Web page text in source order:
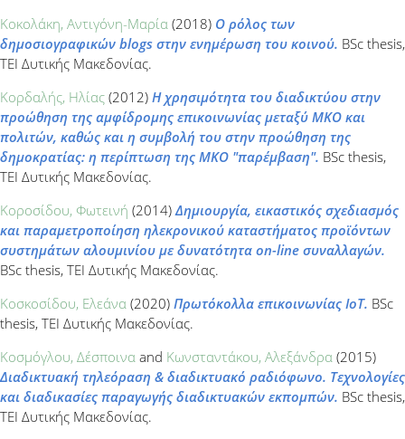
Κοκολάκη, Αντιγόνη-Μαρία (2018) Ο ρόλος των
δημοσιογραφικών blogs στην ενημέρωση του κοινού. BSc thesis,
ΤΕΙ Δυτικής Μακεδονίας.
Κορδαλής, Ηλίας (2012) Η χρησιμότητα του διαδικτύου στην
προώθηση της αμφίδρομης επικοινωνίας μεταξύ ΜΚΟ και
πολιτών, καθώς και η συμβολή του στην προώθηση της
δημοκρατίας: η περίπτωση της ΜΚΟ "παρέμβαση". BSc thesis,
ΤΕΙ Δυτικής Μακεδονίας.
Κοροσίδου, Φωτεινή (2014) Δημιουργία, εικαστικός σχεδιασμός
και παραμετροποίηση ηλεκρονικού καταστήματος προϊόντων
συστημάτων αλουμινίου με δυνατότητα on-line συναλλαγών.
BSc thesis, ΤΕΙ Δυτικής Μακεδονίας.
Κοσκοσίδου, Ελεάνα (2020) Πρωτόκολλα επικοινωνίας IoT. BSc
thesis, ΤΕΙ Δυτικής Μακεδονίας.
Κοσμόγλου, Δέσποινα and Κωνσταντάκου, Αλεξάνδρα (2015)
Διαδικτυακή τηλεόραση & διαδικτυακό ραδιόφωνο. Τεχνολογίες
και διαδικασίες παραγωγής διαδικτυακών εκπομπών. BSc thesis,
ΤΕΙ Δυτικής Μακεδονίας.